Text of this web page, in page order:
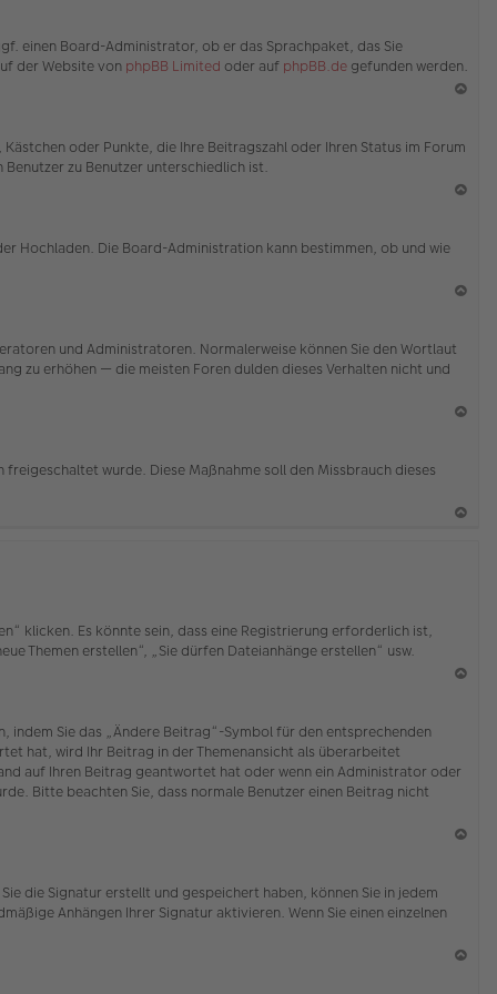
o
b
einen Board-Administrator, ob er das Sprachpaket, das Sie
der Website von phpBB Limited oder auf phpBB.de gefunden werden.
h
b
oder Punkte, die Ihre Beitragszahl oder Ihren Status im Forum
zu Benutzer unterschiedlich ist.
b
Hochladen. Die Board-Administration kann bestimmen, ob und wie
h
en
und Administratoren. Normalerweise können Sie den Wortlaut
zu erhöhen — die meisten Foren dulden dieses Verhalten nicht und
b
wurde. Diese Maßnahme soll den Missbrauch dieses
klicken. Es könnte sein, dass eine Registrierung erforderlich ist,
Themen erstellen“, „Sie dürfen Dateianhänge erstellen“ usw.
b
Sie das „Ändere Beitrag“-Symbol für den entsprechenden
hat, wird Ihr Beitrag in der Themenansicht als überarbeitet
auf Ihren Beitrag geantwortet hat oder wenn ein Administrator oder
Bitte beachten Sie, dass normale Benutzer einen Beitrag nicht
en
die Signatur erstellt und gespeichert haben, können Sie in jedem
Anhängen Ihrer Signatur aktivieren. Wenn Sie einen einzelnen